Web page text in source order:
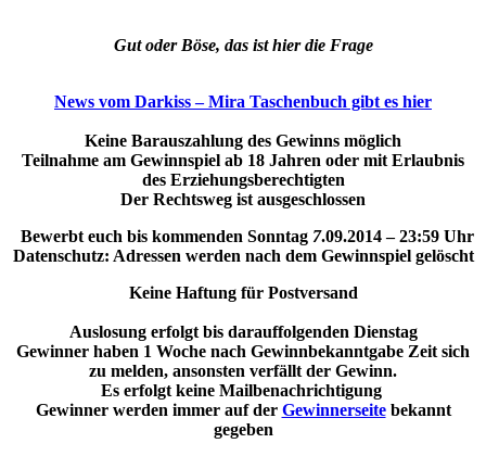
Gut oder Böse, das ist hier die Frage
News vom Darkiss – Mira Taschenbuch gibt es hier
Keine Barauszahlung des Gewinns möglich
Teilnahme am Gewinnspiel ab 18 Jahren oder mit Erlaubnis
des Erziehungsberechtigten
Der Rechtsweg ist ausgeschlossen
Bewerbt euch bis kommenden Sonntag 7.09.2014 – 23:59 Uhr
Datenschutz: Adressen werden nach dem Gewinnspiel gelöscht
Keine Haftung für Postversand
Auslosung erfolgt bis darauffolgenden Dienstag
Gewinner haben 1 Woche nach Gewinnbekanntgabe Zeit sich
zu melden, ansonsten verfällt der Gewinn.
Es erfolgt keine Mailbenachrichtigung
Gewinner werden immer auf der Gewinnerseitebekannt
gegeben